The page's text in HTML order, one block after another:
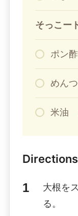
そっこー
ポン
めん
米油
Directions
大根を
る。